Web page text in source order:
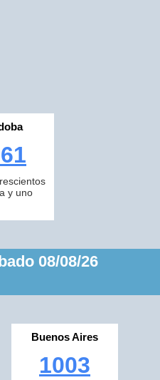
y uno
08/08/26
Buenos Aires
1003